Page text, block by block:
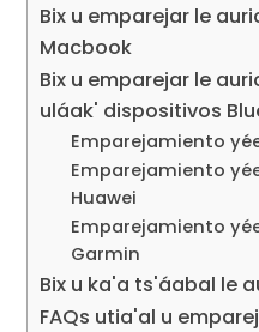
Bix u emparejar le
Macbook
Bix u emparejar le
uláak' dispositivos
Emparejamiento
Emparejamiento
Huawei
Emparejamiento
Garmin
Bix u ka'a ts'áabal le
FAQs utia'al u